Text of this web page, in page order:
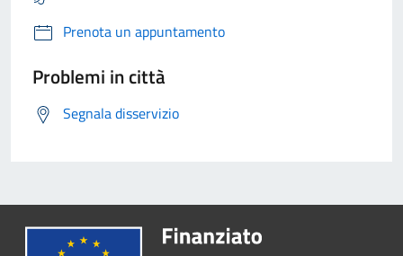
Prenota un appuntamento
Problemi in città
Segnala disservizio